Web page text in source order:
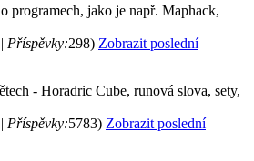
programech, jako je např. Maphack,
Příspěvky:298) Zobrazit poslední
- Horadric Cube, runová slova, sety,
Příspěvky:5783) Zobrazit poslední